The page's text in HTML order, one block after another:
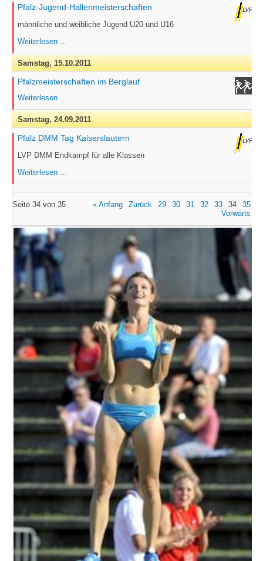
Pfalz-Jugend-Hallenmeisterschaften
männliche und weibliche Jugend U20 und U16
Weiterlesen …
Hallenmeisterschaften
Samstag,15.10.2011
Pfalzmeisterschaften im Berglauf
Weiterlesen …
Berglauf
Samstag,24.09.2011
Pfalz DMM Tag Kaiserslautern
LVP DMM Endkampf für alle Klassen
Weiterlesen …
Seite 34 von 35 « Anfang Zurück 29 30 31 32 33 34
35
Vorwärts